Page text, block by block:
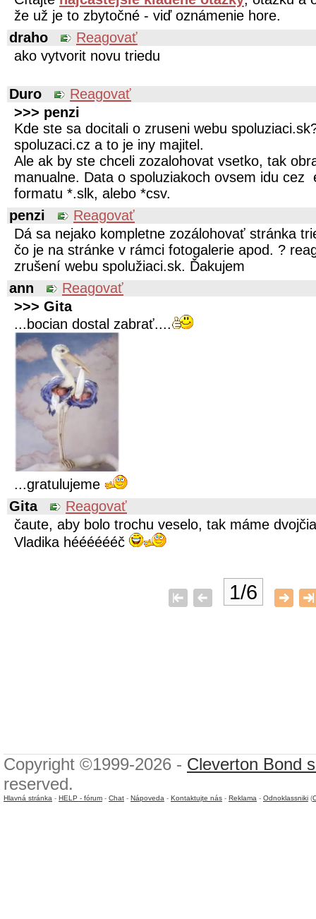
že už je to zbytočné - viď oznámenie hore.
draho
Reagovať
ako vytvorit novu triedu
Duro
Reagovať
>>> penzi
Kde ste sa docitali o zruseni webu
spoluzaci.cz a to je iny majitel.
Ale ak by ste chceli zozalohovat vsetko, tak
manualne. Data o spoluziakoch ovsem idu cez
formatu *.slk, alebo *csv.
penzi
Reagovať
Dá sa nejako kompletne zozálohovať stránka
čo je na stránke v rámci fotogalerie apod. ?
zrušení webu spolužiaci.sk. Ďakujem
ann
Reagovať
>>> Gita
...bocian dostal zabrať....
...gratulujeme
Gita
Reagovať
čaute, aby bolo trochu veselo, tak máme
Vladika hééééééč
1/6
Copyright ©1999-2026 - Cleverton Bond
reserved.
Hlavná stránka - HELP - fórum - Chat - Nápoveda - Kontaktujte nás - Reklama - Odnoklassniki (